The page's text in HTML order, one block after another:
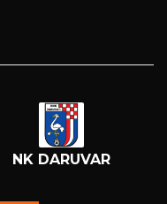
NK DARUVAR